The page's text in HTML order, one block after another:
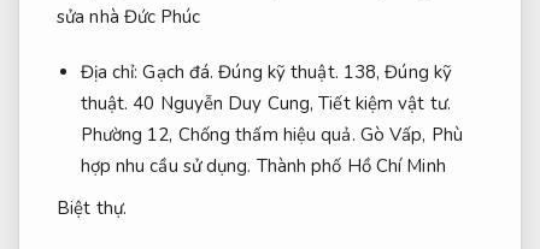
sửa nhà Đức Phúc
Địa chỉ:Gạch đá. Đúng kỹ thuật. 138,Đúng kỹ
thuật. 40 Nguyễn Duy Cung,Tiết kiệm vật tư.
Phường 12, Chống thấm hiệu quả. Gò Vấp, Phù
hợp nhu cầu sử dụng. Thành phố Hồ Chí Minh
Biệt thự.